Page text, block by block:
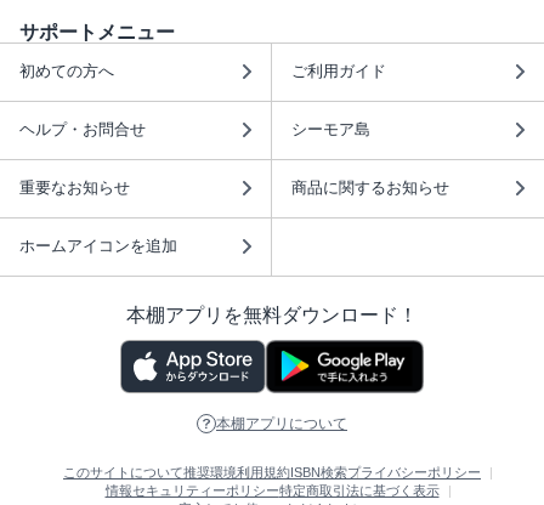
サポートメニュー
初めての方へ ご利用ガイド
ヘルプ・お問合せ シーモア島
重要なお知らせ 商品に関するお知らせ
ホームアイコンを追加
本棚アプリを無料ダウンロード！
本棚アプリについて
このサイトについて推奨環境利用規約 ISBN検索プライバシーポリシー
情報セキュリティーポリシー特定商取引法に基づく表示